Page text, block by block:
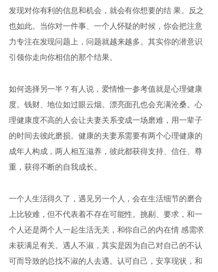
发现对你有利的信息和机会，就会有你想要的结 果。反之
也如此。当你对一件事、一个人怀疑的时候，你会把注意
力专注在发现问题上，问题就越来越多。其实你的潜意识
引领你走向你相信的那个结果。
如何选择另一半？有人说，爱情惟一参考值就是心理健康
度。钱财、地位如过眼云烟。漂亮面孔也会充满沧桑。心
理健康度不高的人会让夫妻关系变成一场磨难，用一辈子
的时间去彼此磨损。健康的夫妻系需要有两个心理健康的
成年人构成，两人相互滋养，彼此都获得支持、信任、尊
重，获得不断的自我成长。
一个人生活得久了，遇见另一个人，会在生活细节的磨合
上比较难，但不代表着不存在可能性。挑剔、要求，和一
个人还是两个人一起生活无关，和你自己的内在情 感需求
未获满足有关。遇人不淑，其实是因为自己对自己的不认
可而导致的总找不淑的人去遇。认可自己，安享现状，和